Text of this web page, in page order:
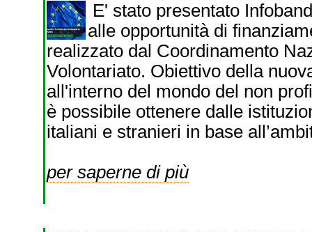
E' stato presentato
alle opportunità di
realizzato dal Coordinamento
Volontariato. Obiettivo della
all'interno del mondo del non
è possibile ottenere dalle
italiani e stranieri in base
per saperne di più